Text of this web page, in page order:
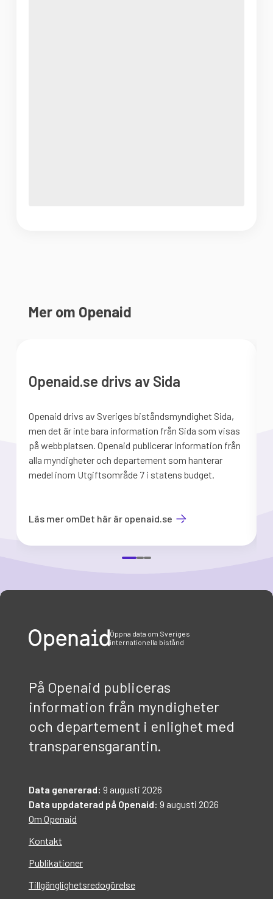
Mer om Openaid
Openaid.se drivs av Sida
Openaid drivs av Sveriges biståndsmyndighet Sida,
men det är inte bara information från Sida som visas
på webbplatsen. Openaid publicerar information från
alla myndigheter och departement som hanterar
medel inom Utgiftsområde 7 i statens budget.
Läs mer omDet här är openaid.se
Öppna data om Sveriges
internationella bistånd
På Openaid publiceras
information från myndigheter
och departement i enlighet med
transparensgarantin.
Data genererad: 9 augusti 2026
Data uppdaterad på Openaid: 9 augusti 2026
Om Openaid
Kontakt
Publikationer
Tillgänglighetsredogörelse